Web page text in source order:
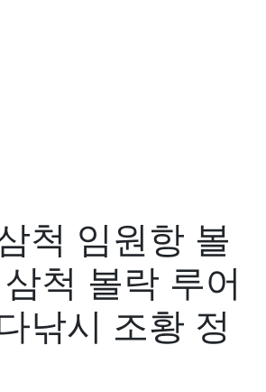
척 임원항 볼
척 볼락 루어
낚시 조황 정